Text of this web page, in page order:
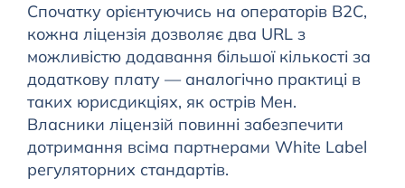
Спочатку орієнтуючись на операторів B2C,
кожна ліцензія дозволяє два URL з
можливістю додавання більшої кількості за
додаткову плату — аналогічно практиці в
таких юрисдикціях, як острів Мен.
Власники ліцензій повинні забезпечити
дотримання всіма партнерами White Label
регуляторних стандартів.